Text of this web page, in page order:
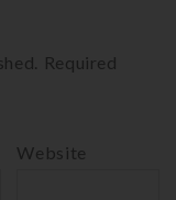
Required
Website